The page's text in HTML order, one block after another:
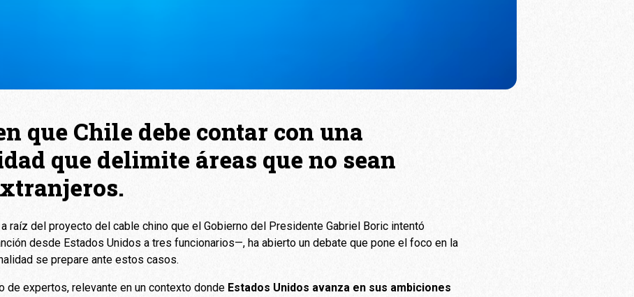
que Chile debe contar con una
que delimite áreas que no sean
raíz del proyecto del cable chino que el Gobierno del Presidente Gabriel Boric intentó
desde Estados Unidos a tres funcionarios—, ha abierto un debate que pone el foco en la
se prepare ante estos casos.
de expertos, relevante en un contexto donde Estados Unidos avanza en sus ambiciones